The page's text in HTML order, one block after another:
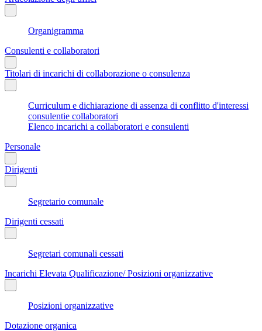
Organigramma
Consulenti e collaboratori
Titolari di incarichi di collaborazione o consulenza
Curriculum e dichiarazione di assenza di conflitto d'interessi
consulentie collaboratori
Elenco incarichi a collaboratori e consulenti
Personale
Dirigenti
Segretario comunale
Dirigenti cessati
Segretari comunali cessati
Incarichi Elevata Qualificazione/ Posizioni organizzative
Posizioni organizzative
Dotazione organica